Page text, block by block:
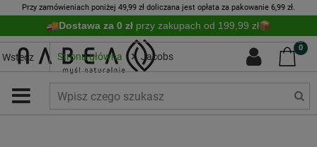
Przy zamówieniach poniżej 49,99 zł doliczana jest opłata za pakowanie 6,99 zł.
Dostawa za 0 zł przy zakupach od 199,99 zł
0
Wstecz Strona główna Jacobs